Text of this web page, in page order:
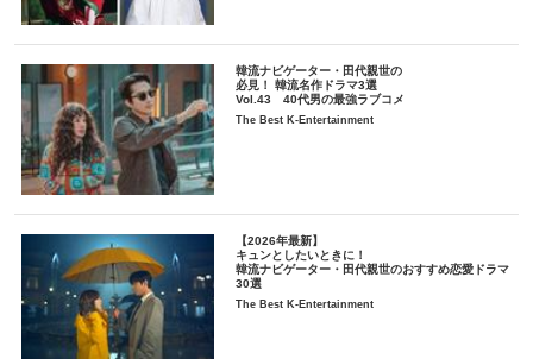
韓流ナビゲーター・田代親世の
必見！ 韓流名作ドラマ3選
Vol.43 40代男の最強ラブコメ
The Best K-Entertainment
【2026年最新】
キュンとしたいときに！
韓流ナビゲーター・田代親世のおすすめ恋愛ドラマ
30選
The Best K-Entertainment